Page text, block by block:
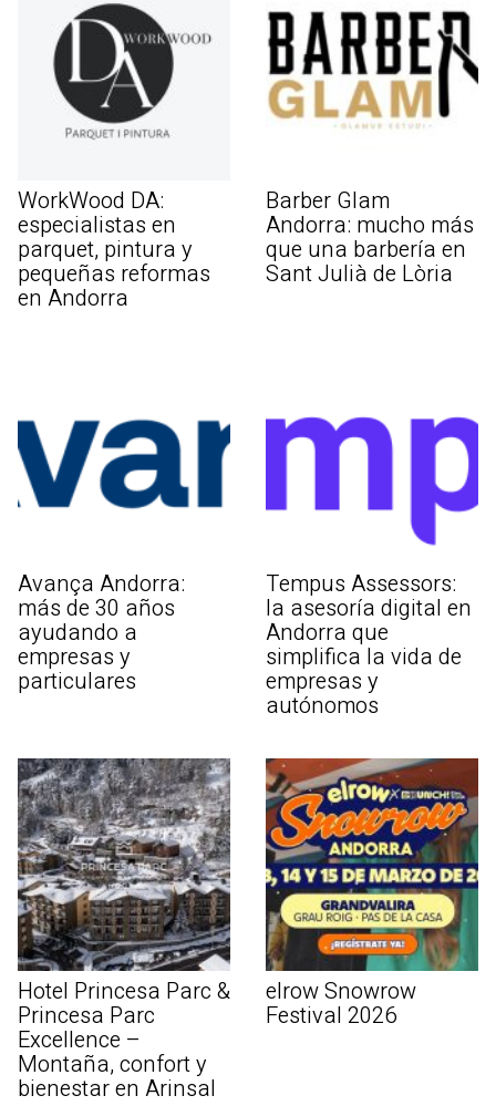
WorkWood DA:
especialistas en
parquet, pintura y
pequeñas reformas
en Andorra
Barber Glam
Andorra: mucho más
que una barbería en
Sant Julià de Lòria
Avança Andorra:
más de 30 años
ayudando a
empresas y
particulares
Tempus Assessors:
la asesoría digital en
Andorra que
simplifica la vida de
empresas y
autónomos
Hotel Princesa Parc &
Princesa Parc
Excellence –
Montaña, confort y
bienestar en Arinsal
elrow Snowrow
Festival 2026